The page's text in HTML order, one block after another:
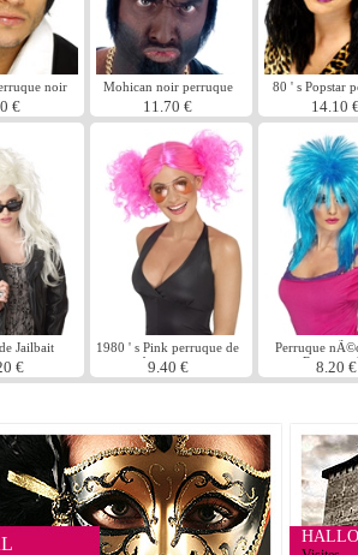
noir
€
Mohican noir perruque
11.70 €
80 ' s Popstar
noir
14.10
Jailbait
€
1980 ' s Pink perruque de
bouquets
9.40 €
Perruque
Raver
8.20 €